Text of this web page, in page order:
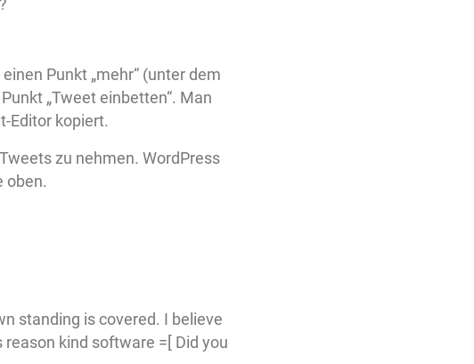
einen Punkt „mehr“ (unter dem
„Tweet einbetten“. Man
Editor kopiert.
zu nehmen. WordPress
oben.
standing is covered. I believe
kind software =[ Did you